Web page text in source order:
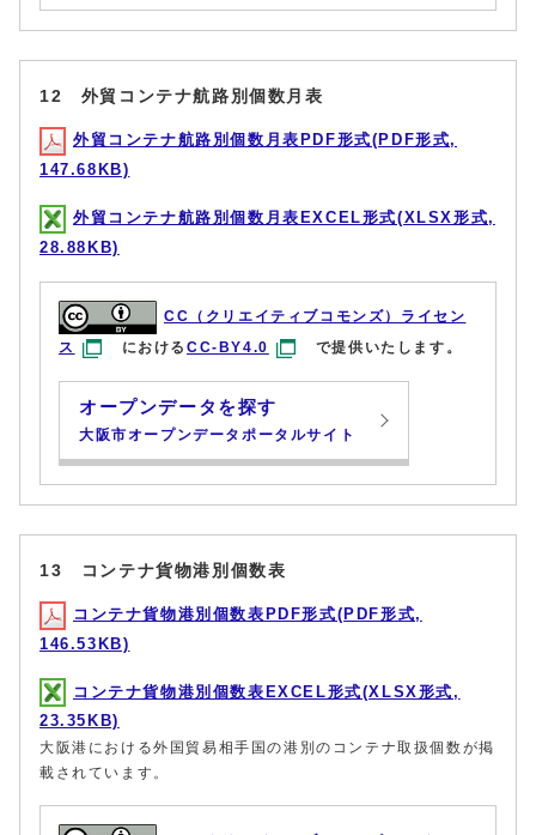
12 外貿コンテナ航路別個数月表
外貿コンテナ航路別個数月表PDF形式(PDF形式,
147.68KB)
外貿コンテナ航路別個数月表EXCEL形式(XLSX形式,
28.88KB)
CC（クリエイティブコモンズ）ライセン
ス
におけるCC-BY4.0 で提供いたします。
オープンデータを探す
大阪市オープンデータポータルサイト
13 コンテナ貨物港別個数表
コンテナ貨物港別個数表PDF形式(PDF形式,
146.53KB)
コンテナ貨物港別個数表EXCEL形式(XLSX形式,
23.35KB)
大阪港における外国貿易相手国の港別のコンテナ取扱個数が掲
載されています。